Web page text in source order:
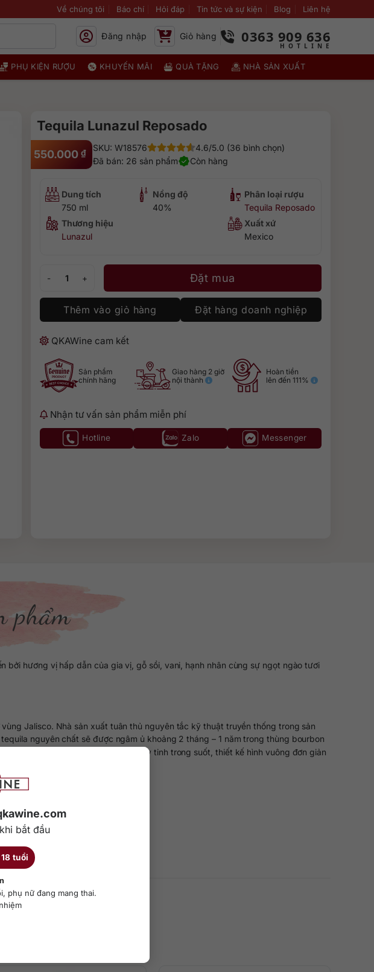
bắt đầu
tuổi
phụ nữ đang mang thai.
Về chúng tôi Báo chí Hỏi đáp Tin tức và sự kiện Blog Liên hệ
Đăng nhập Giỏ hàng 0363 909 636
PHỤ KIỆN RƯỢU KHUYẾN MÃI QUÀ TẶNG NHÀ SẢN XUẤT
Tequila Lunazul Reposado
550.000 ₫ SKU: W18576
4.6/5.0 (36 bình chọn)
Đã bán: 26 sản phẩm
Còn hàng
Dung tích
750 ml
Nồng độ
40%
Phân loại rượu
Tequila Reposado
Thương hiệu
Lunazul
Xuất xứ
Mexico
Đặt mua
Thêm vào giỏ hàng Đặt hàng doanh nghiệp
QKAWine cam kết
Sản phẩm
chính hãng
Giao hàng 2 giờ
nội thành
Hoàn tiền
lên đến 111%
Nhận tư vấn sản phẩm miễn phí
Hotline Zalo Messenger
phẩm
hương vị hấp dẫn của gia vị, gỗ sồi, vani, hạnh nhân cùng sự ngọt ngào tươi
Jalisco. Nhà sản xuất tuân thủ nguyên tắc kỹ thuật truyền thống trong sản
nguyên chất sẽ được ngâm ủ khoảng 2 tháng – 1 năm trong thùng bourbon
độ 40% ABV, đóng trong chai thủy tinh trong suốt, thiết kế hình vuông đơn giản
bằng và tinh tế giữa gia vị thùng gỗ sồi như vani, hạnh nhân, gia vị cùng với sự
tự